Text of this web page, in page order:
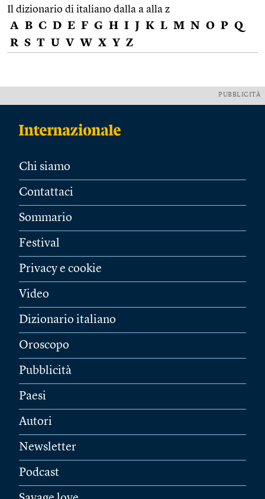
Il dizionario di italiano dalla a alla z
A B C D E F G H I J K L M N O P Q
R S T U V W X Y Z
PUBBLICITÀ
Chi siamo
Contattaci
Sommario
Festival
Privacy e cookie
Video
Dizionario italiano
Oroscopo
Pubblicità
Paesi
Autori
Newsletter
Podcast